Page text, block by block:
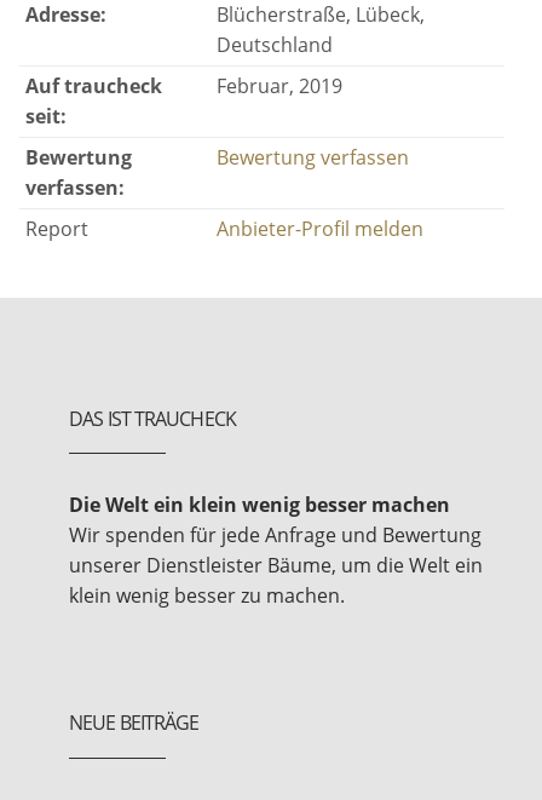
Adresse:
Blücherstraße, Lübeck,
Deutschland
Auf traucheck
seit:
Februar, 2019
Bewertung
verfassen:
Bewertung verfassen
Report Anbieter-Profil melden
DAS IST TRAUCHECK
Die Welt ein klein wenig besser machen
Wir spenden für jede Anfrage und Bewertung
unserer Dienstleister Bäume, um die Welt ein
klein wenig besser zu machen.
NEUE BEITRÄGE